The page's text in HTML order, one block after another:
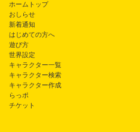
ホームトップ
おしらせ
新着通知
はじめての方へ
遊び方
世界設定
キャラクター一覧
キャラクター検索
キャラクター作成
らっポ
チケット